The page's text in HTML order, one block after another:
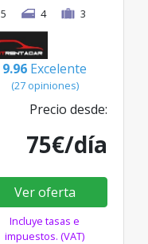
5
4 3
9.96 Excelente
(27 opiniones)
Precio desde:
75€/día
Ver oferta
Incluye tasas e
impuestos. (VAT)